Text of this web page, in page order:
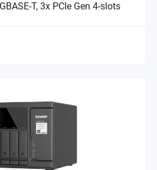
T, 3x PCIe Gen 4-slots